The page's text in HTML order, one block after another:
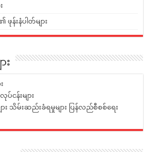
န်းနံပါတ်များ
း
န်းများ
ား သိမ်းဆည်းခံရမှုများ ပြန်လည်စီစစ်ရေး